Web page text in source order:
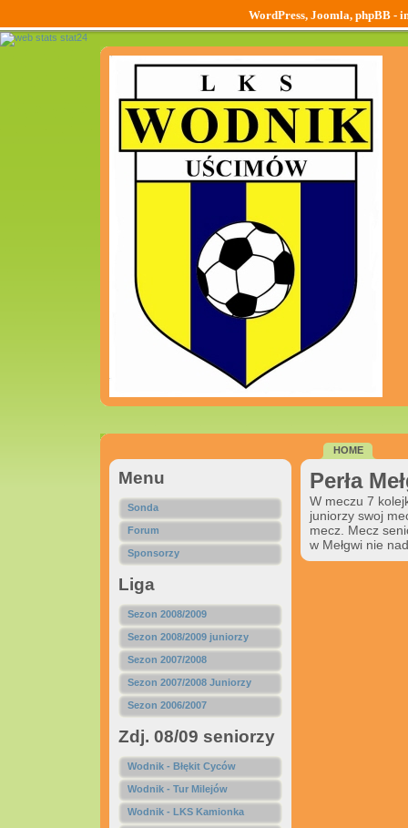
WordPress, Joomla, phpBB -
Menu
Sonda
Forum
Sponsorzy
Liga
Sezon 2008/2009
Sezon 2008/2009 juniorzy
Sezon 2007/2008
Sezon 2007/2008 Juniorzy
Sezon 2006/2007
Zdj. 08/09 seniorzy
Wodnik - Błękit Cyców
Wodnik - Tur Milejów
Wodnik - LKS Kamionka
HOME
Perła
W meczu 7
juniorzy swoj
mecz. Mecz
w Mełgwi nie